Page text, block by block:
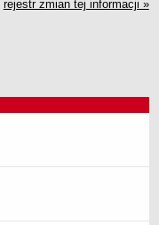
rejestr zmian tej informacji »